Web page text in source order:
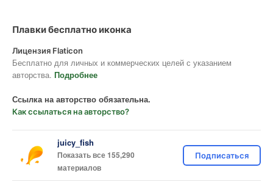
Плавки бесплатно иконка
Лицензия Flaticon
Бесплатно для личных и коммерческих целей с указанием
авторства. Подробнее
Ссылка на авторство обязательна.
Как ссылаться на авторство?
juicy_fish
Показать все 155,290
материалов
Подписаться